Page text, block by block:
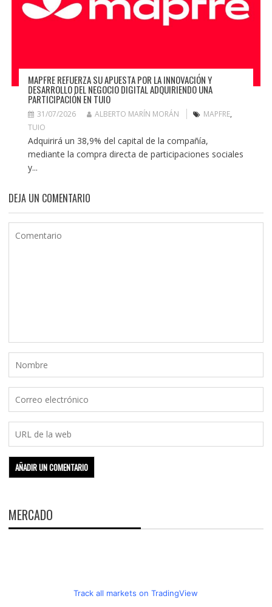
MAPFRE REFUERZA SU APUESTA POR LA INNOVACIÓN Y
DESARROLLO DEL NEGOCIO DIGITAL ADQUIRIENDO UNA
PARTICIPACIÓN EN TUIO
31/07/2026 ALBERTO MARÍN MORÁN MAPFRE,
TUIO
Adquirirá un 38,9% del capital de la compañía,
mediante la compra directa de participaciones sociales
y...
DEJA UN COMENTARIO
MERCADO
Track all markets on TradingView